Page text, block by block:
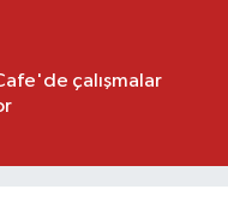
çalışmalar